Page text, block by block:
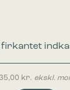
firkantet
kr. ekskl.